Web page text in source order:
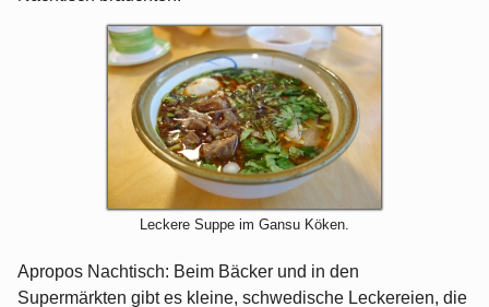
Leckere Suppe im Gansu Köken.
Apropos Nachtisch: Beim Bäcker und in den
Supermärkten gibt es kleine, schwedische Leckereien, die